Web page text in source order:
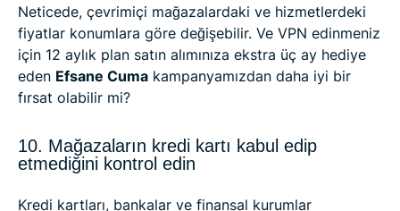
Neticede, çevrimiçi mağazalardaki ve hizmetlerdeki
fiyatlar konumlara göre değişebilir. Ve VPN edinmeniz
için 12 aylık plan satın alımınıza ekstra üç ay hediye
eden Efsane Cuma kampanyamızdan daha iyi bir
fırsat olabilir mi?
10. Mağazaların kredi kartı kabul edip
etmediğini kontrol edin
Kredi kartları, bankalar ve finansal kurumlar